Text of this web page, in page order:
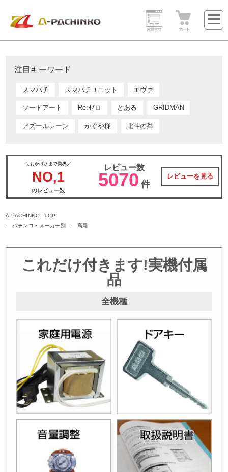
注目キーワード
スマパチ スマパチユニット エヴァ
ソードアート Re:ゼロ とある GRIDMAN
アズールレーン かぐや様 北斗の拳
＼おかげさまで業界／
NO,1
のレビュー数
レビュー数
5070 件
レビューを見る
A-PACHINKO TOP
パチンコ・メーカー別
高尾
これだけ付きます!実機付属
品
全機種